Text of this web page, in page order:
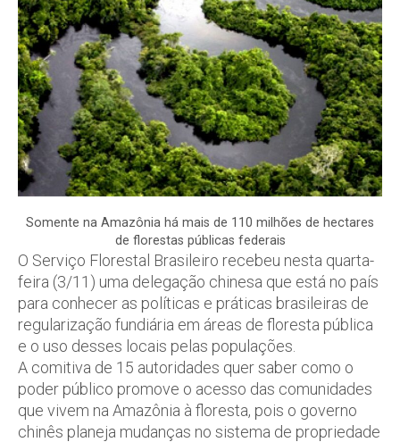
Somente na Amazônia há mais de 110 milhões de hectares
de florestas públicas federais
O Serviço Florestal Brasileiro recebeu nesta quarta-
feira (3/11) uma delegação chinesa que está no país
para conhecer as políticas e práticas brasileiras de
regularização fundiária em áreas de floresta pública
e o uso desses locais pelas populações.
A comitiva de 15 autoridades quer saber como o
poder público promove o acesso das comunidades
que vivem na Amazônia à floresta, pois o governo
chinês planeja mudanças no sistema de propriedade